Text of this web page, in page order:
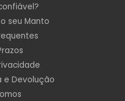
seu Manto
e Devolução